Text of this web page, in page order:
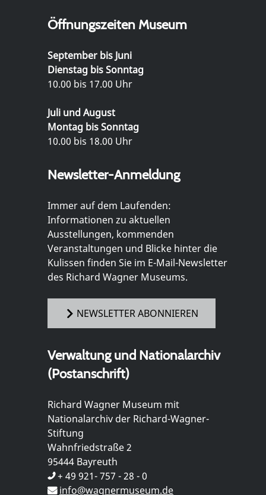
Öffnungszeiten Museum
September bis Juni
Dienstag bis Sonntag
10.00 bis 17.00 Uhr
Juli und August
Montag bis Sonntag
10.00 bis 18.00 Uhr
Newsletter-Anmeldung
Immer auf dem Laufenden:
Informationen zu aktuellen
Ausstellungen, kommenden
Veranstaltungen und Blicke hinter die
Kulissen finden Sie im E-Mail-Newsletter
des Richard Wagner Museums.
NEWSLETTER ABONNIEREN
Verwaltung und Nationalarchiv
(Postanschrift)
Richard Wagner Museum mit
Nationalarchiv der Richard-Wagner-
Stiftung
Wahnfriedstraße 2
95444 Bayreuth
+ 49 921- 757 - 28 - 0
info@wagnermuseum.de